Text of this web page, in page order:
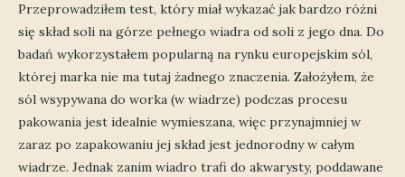
Przeprowadziłem test, który miał wykazać jak bardzo różni
się skład soli na górze pełnego wiadra od soli z jego dna. Do
badań wykorzystałem popularną na rynku europejskim sól,
której marka nie ma tutaj żadnego znaczenia. Założyłem, że
sól wsypywana do worka (w wiadrze) podczas procesu
pakowania jest idealnie wymieszana, więc przynajmniej w
zaraz po zapakowaniu jej skład jest jednorodny w całym
wiadrze. Jednak zanim wiadro trafi do akwarysty, poddawane